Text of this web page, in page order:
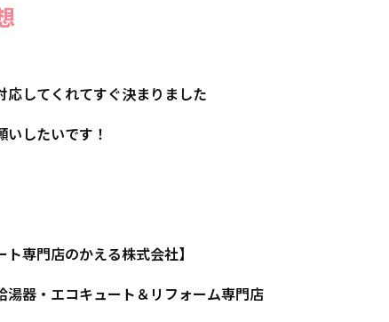
応してくれてすぐ決まりました
いしたいです！
ト専門店のかえる株式会社】
湯器・エコキュート＆リフォーム専門店